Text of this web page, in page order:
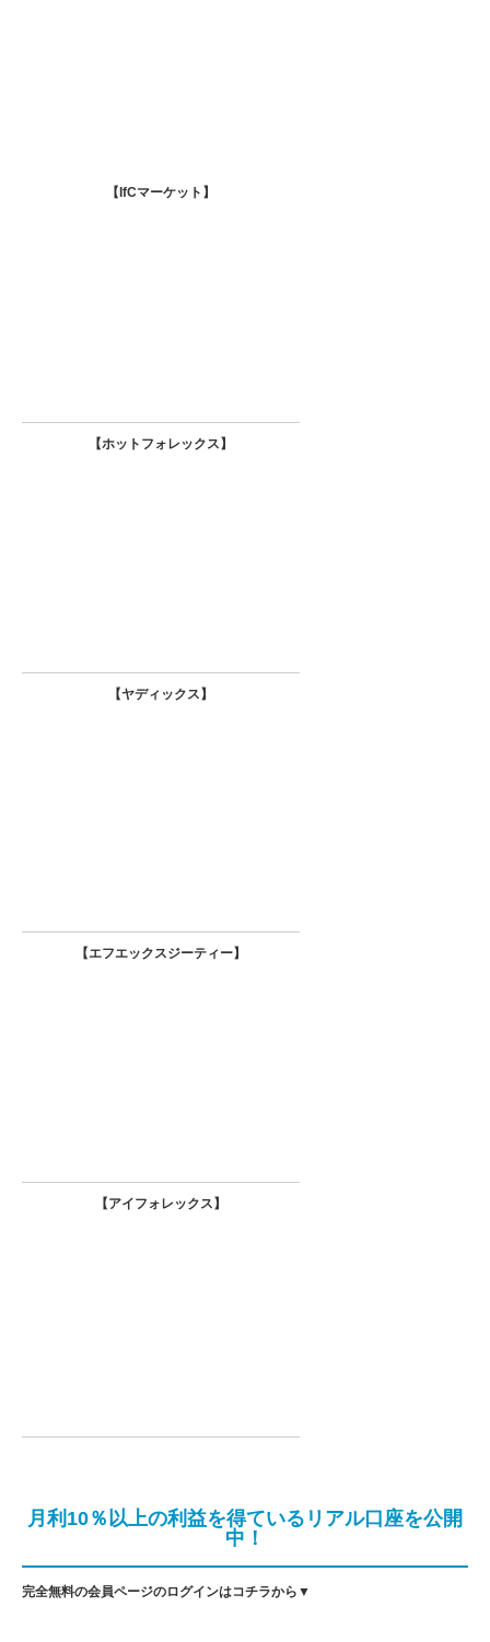
【IfCマーケット 】
【ホットフォレックス 】
【ヤディックス 】
【エフエックスジーティー】
【アイフォレックス】
月利10％以上の利益を得ているリアル口座を公開
中！
完全無料の会員ページのログインはコチラから▼